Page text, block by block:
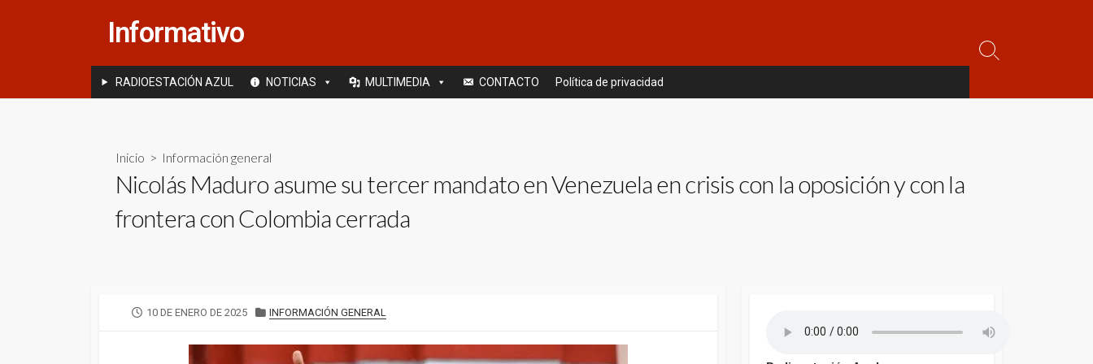
Informativo
RADIOESTACIÓN AZUL NOTICIAS MULTIMEDIA CONTACTO Política de privacidad
Alternar
Inicio > Información general
Nicolás Maduro asume su tercer mandato en Venezuela en crisis con la oposición y con la
frontera con Colombia cerrada
FECHA
PUBLICACIÓN
10 DE ENERO DE 2025 CATEGORÍAS
INFORMACIÓN GENERAL